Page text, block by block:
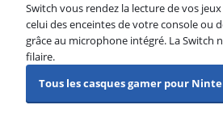
Switch vous rendez la lecture de vos
celui des enceintes de votre console ou
grâce au microphone intégré. La Switch
filaire.
Tous les casques gamer pour